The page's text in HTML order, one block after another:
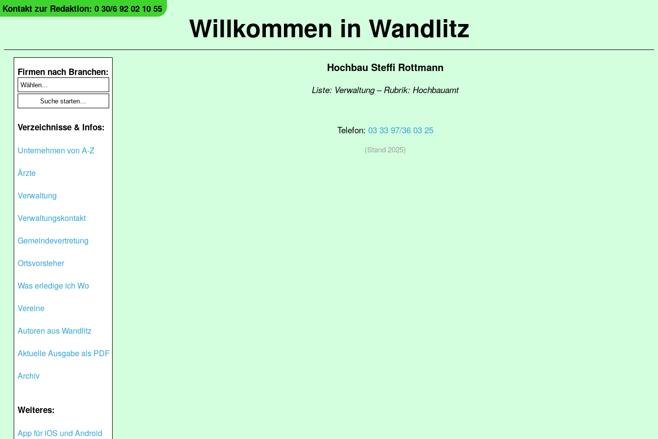
Willkommen in Wandlitz
Kontakt zur Redaktion: 0 30/6 92 02 10 55
Firmen nach Branchen:
Verzeichnisse & Infos:
Unternehmen von A-Z
Ärzte
Verwaltung
Verwaltungskontakt
Gemeindevertretung
Ortsvorsteher
Was erledige ich Wo
Vereine
Autoren aus Wandlitz
Aktuelle Ausgabe als PDF
Archiv
Weiteres:
App für iOS und Android
Hochbau Steffi Rottmann
Liste: Verwaltung – Rubrik: Hochbauamt
Telefon: 03 33 97/36 03 25
(Stand 2025)